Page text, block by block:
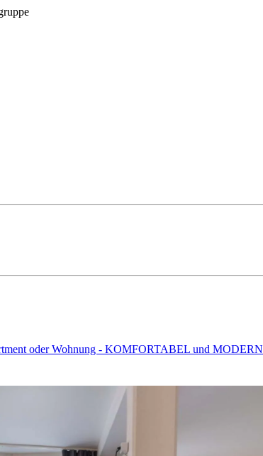
oder Wohnung - KOMFORTABEL und MODERN